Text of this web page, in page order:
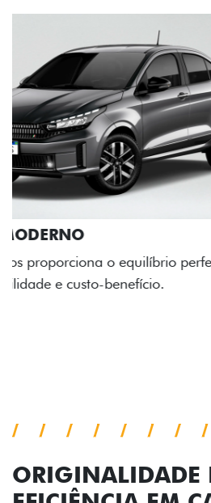
RODAS DE LIGA-LEVE
As rodas de liga leve com
acabamento diamantado